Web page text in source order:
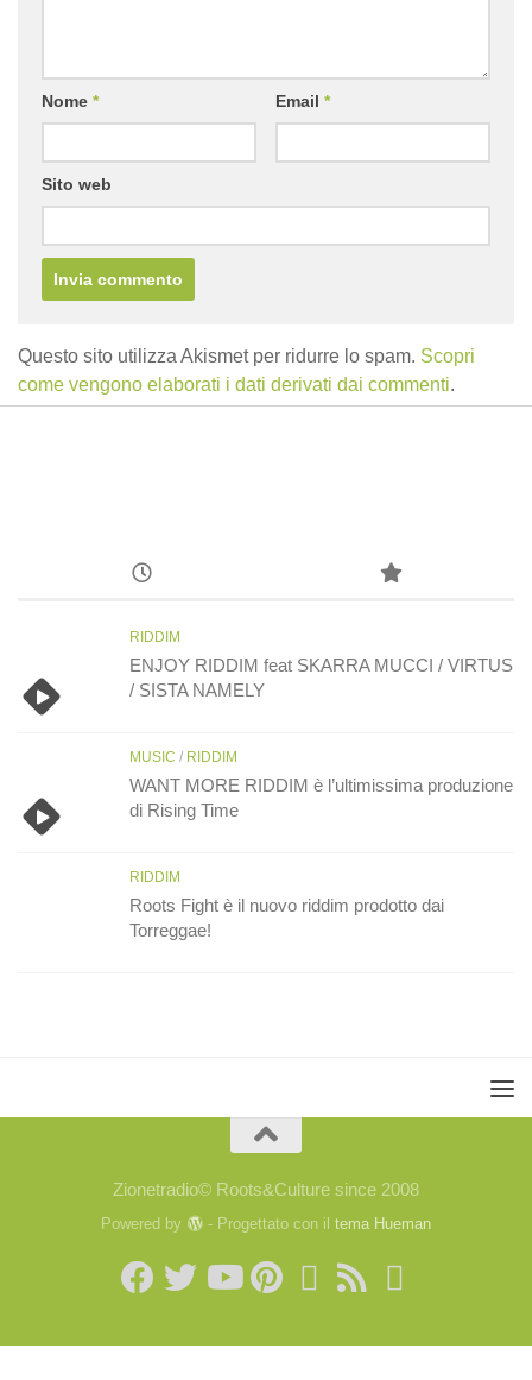
Nome * Email *
Sito web
Questo sito utilizza Akismet per ridurre lo spam. Scopri
come vengono elaborati i dati derivati dai commenti.
RIDDIM
ENJOY RIDDIM feat SKARRA MUCCI / VIRTUS
/ SISTA NAMELY
MUSIC / RIDDIM
WANT MORE RIDDIM è l’ultimissima produzione
di Rising Time
RIDDIM
Roots Fight è il nuovo riddim prodotto dai
Torreggae!
Zionetradio© Roots&Culture since 2008
Powered by - Progettato con il tema Hueman